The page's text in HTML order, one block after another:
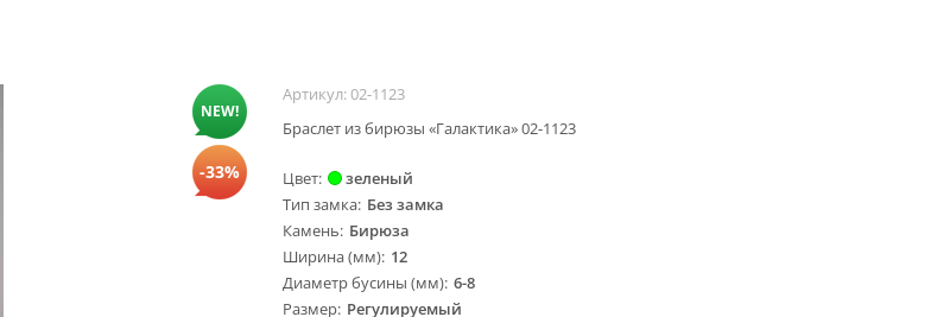
NEW!
-33%
Артикул:02-1123
Браслет из бирюзы «Галактика» 02-1123
Цвет
зеленый
Тип замка Без замка
Камень Бирюза
Ширина (мм) 12
Диаметр бусины (мм) 6-8
Размер Регулируемый